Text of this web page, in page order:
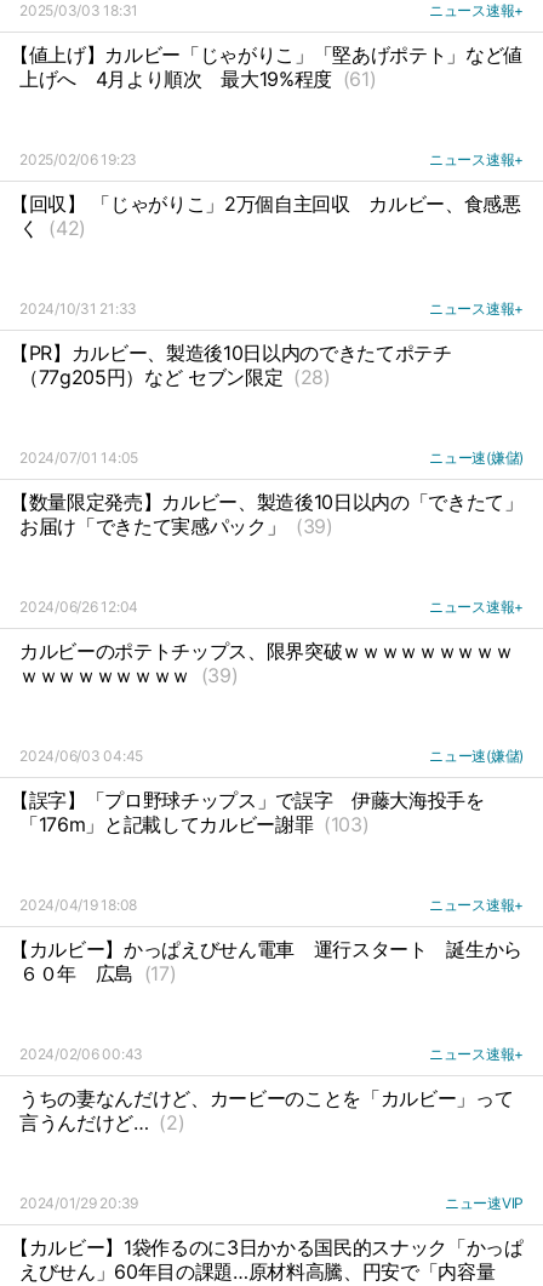
2025/03/03 18:31 ニュース速報+
【値上げ】カルビー「じゃがりこ」「堅あげポテト」など値
上げへ
4月より順次 最大19%程度 (61)
2025/02/06 19:23 ニュース速報+
【回収】 「じゃがりこ」2万個自主回収
カルビー、食感悪
く
(42)
2024/10/31 21:33 ニュース速報+
【PR】カルビー、製造後10日以内のできたてポテチ
（77g205円）など セブン限定 (28)
2024/07/01 14:05 ニュー速(嫌儲)
【数量限定発売】カルビー、製造後10日以内の「できたて」
お届け「できたて実感パック」
(39)
2024/06/26 12:04 ニュース速報+
カルビーのポテトチップス、限界突破ｗｗｗｗｗｗｗｗｗ
ｗｗｗｗｗｗｗｗｗ
(39)
2024/06/03 04:45 ニュー速(嫌儲)
【誤字】「プロ野球チップス」で誤字
伊藤大海投手を
「176m」と記載してカルビー謝罪 (103)
2024/04/19 18:08 ニュース速報+
【カルビー】かっぱえびせん電車 運行スタート
誕生から
６０年
広島 (17)
2024/02/06 00:43 ニュース速報+
うちの妻なんだけど、カービーのことを「カルビー」って
言うんだけど… (2)
2024/01/29 20:39 ニュー速VIP
【カルビー】1袋作るのに3日かかる国民的スナック「かっぱ
えびせん」60年目の課題…原材料高騰、円安で「内容量